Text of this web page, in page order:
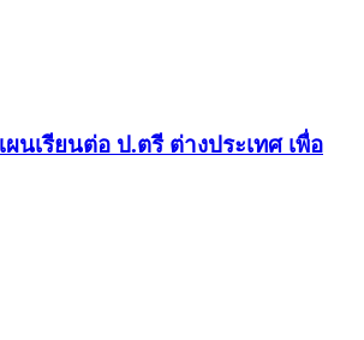
นเรียนต่อ ป.ตรี ต่างประเทศ เพื่อ